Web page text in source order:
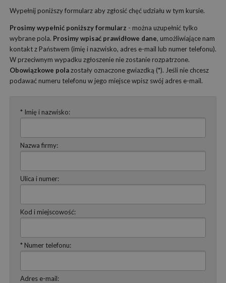
Wypełnij poniższy formularz aby zgłosić chęć udziału w tym kursie.
Prosimy wypełnić poniższy formularz - można uzupełnić tylko
wybrane pola. Prosimy wpisać prawidłowe dane, umożliwiające nam
kontakt z Państwem (imię i nazwisko, adres e-mail lub numer telefonu).
W przeciwnym wypadku zgłoszenie nie zostanie rozpatrzone.
Obowiązkowe polazostały oznaczone gwiazdką (*). Jeśli nie chcesz
podawać numeru telefonu w jego miejsce wpisz swój adres e-mail.
* Imię i nazwisko:
Nazwa firmy:
Ulica i numer:
Kod i miejscowość:
* Numer telefonu:
Adres e-mail: